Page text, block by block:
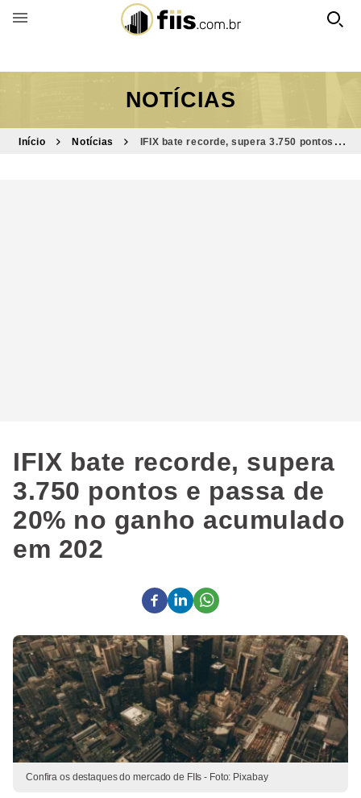
BUSCAR POR FUNDO
NOTÍCIAS
Início Notícias
IFIX bate recorde, supera 3.750 pontos e
IFIX bate recorde, supera
3.750 pontos e passa de
20% no ganho acumulado
em 202
Confira os destaques do mercado de FIIs - Foto: Pixabay